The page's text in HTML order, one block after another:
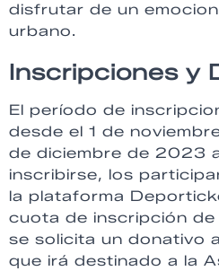
disfrutar de un
urbano.
Inscripciones y
El período de
desde el 1 de
de diciembre de 2023
inscribirse, los
la plataforma
cuota de inscripción de
se solicita un donativo
que irá destinado a la